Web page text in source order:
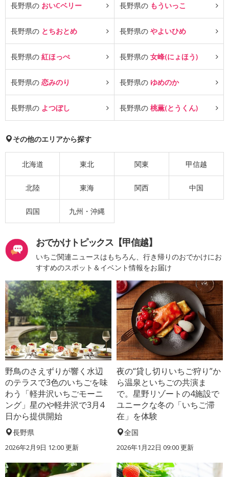
長野県の おいCベリー 長野県の もういっこ
長野県の とちおとめ 長野県の やよいひめ
長野県の 紅ほっぺ 長野県の 女峰(にょほう)
長野県の 恋みのり 長野県の ゆめのか
長野県の よつぼし 長野県の 桃薫(とうくん)
その他のエリアから探す
北海道 東北 関東 甲信越
北陸 東海 関西 中国
四国 九州・沖縄
おでかけトピックス【甲信越】
いちご関連ニュースはもちろん、行き帰りのおでかけにお
すすめのスポット＆イベント情報をお届け
野鳥のさえずりが響く水辺
のテラスで3色のいちごを味
わう「軽井沢いちごモーニ
ング」星のや軽井沢で3月4
日から提供開始
長野県
2026年2月9日 12:00 更新
夜の“貸し切りいちご狩り”か
ら温泉といちごの共演ま
で。星野リゾートの4施設で
ユニークな冬の「いちご滞
在」を体験
全国
2026年1月22日 09:00 更新